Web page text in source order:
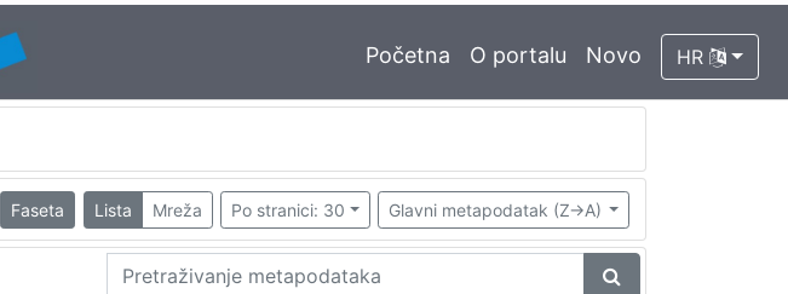
Početna O portalu Novo HR
Faseta Lista Mreža Po stranici: 30 Glavni metapodatak (Z->A)